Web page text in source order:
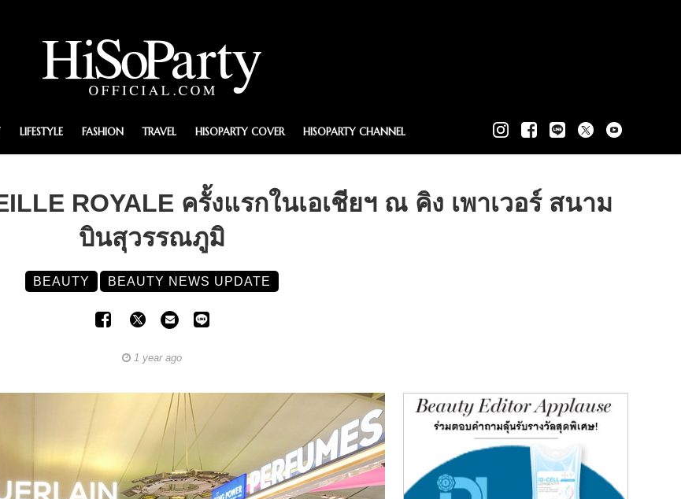
LIFESTYLE FASHION TRAVEL HISOPARTY COVER HISOPARTY CHANNEL
ROYALE ครั้งแรกในเอเชียฯ ณ คิง เพาเวอร์ สนาม
บินสุวรรณภูมิ
BEAUTY BEAUTY NEWS UPDATE
1 year ago